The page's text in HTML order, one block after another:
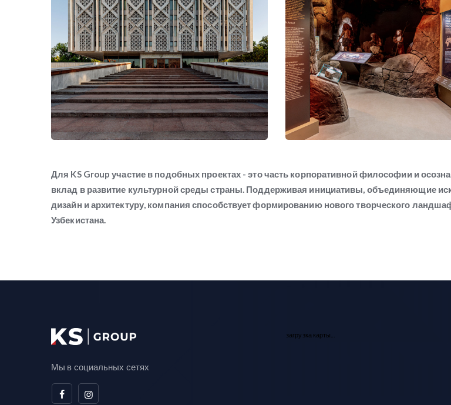
Для KS Group участие в подобных проектах - это часть корпоративной философии и
вклад в развитие культурной среды страны. Поддерживая инициативы, объединяющие
дизайн и архитектуру, компания способствует формированию нового творческого
Узбекистана.
Мы в социальных сетях
загрузка карты...